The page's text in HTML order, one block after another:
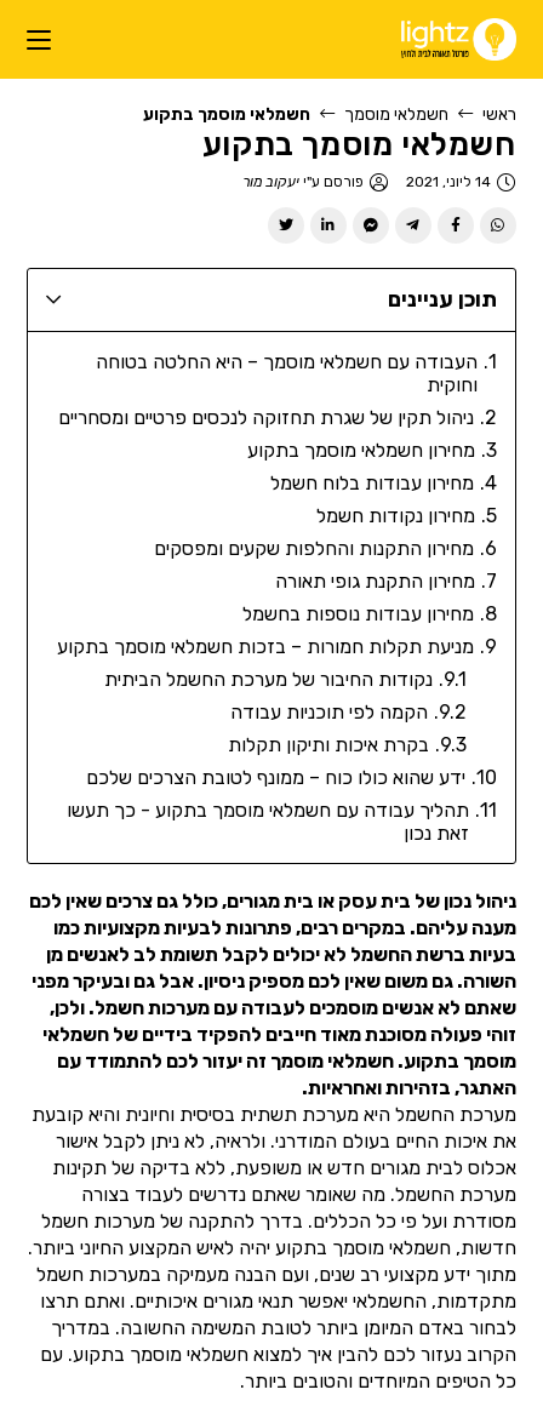
ראשי חשמלאי מוסמך חשמלאי מוסמך בתקוע
חשמלאי מוסמך בתקוע
14 ליוני, 2021 פורסם ע"ייעקוב מור
תוכן עניינים
העבודה עם חשמלאי מוסמך – היא החלטה בטוחה
וחוקית
ניהול תקין של שגרת תחזוקה לנכסים פרטיים ומסחריים
מחירון חשמלאי מוסמך בתקוע
מחירון עבודות בלוח חשמל
מחירון נקודות חשמל
מחירון התקנות והחלפות שקעים ומפסקים
מחירון התקנת גופי תאורה
מחירון עבודות נוספות בחשמל
מניעת תקלות חמורות – בזכות חשמלאי מוסמך בתקוע
נקודות החיבור של מערכת החשמל הביתית
הקמה לפי תוכניות עבודה
בקרת איכות ותיקון תקלות
ידע שהוא כולו כוח – ממונף לטובת הצרכים שלכם
תהליך עבודה עם חשמלאי מוסמך בתקוע - כך תעשו
זאת נכון
ניהול נכון של בית עסק או בית מגורים, כולל גם צרכים שאין לכם
מענה עליהם. במקרים רבים, פתרונות לבעיות מקצועיות כמו
בעיות ברשת החשמל לא יכולים לקבל תשומת לב לאנשים מן
השורה. גם משום שאין לכם מספיק ניסיון. אבל גם ובעיקר מפני
שאתם לא אנשים מוסמכים לעבודה עם מערכות חשמל. ולכן,
זוהי פעולה מסוכנת מאוד חייבים להפקיד בידיים של חשמלאי
מוסמך בתקוע. חשמלאי מוסמך זה יעזור לכם להתמודד עם
האתגר, בזהירות ואחראיות.
מערכת החשמל היא מערכת תשתית בסיסית וחיונית והיא קובעת
את איכות החיים בעולם המודרני. ולראיה, לא ניתן לקבל אישור
אכלוס לבית מגורים חדש או משופעת, ללא בדיקה של תקינות
מערכת החשמל. מה שאומר שאתם נדרשים לעבוד בצורה
מסודרת ועל פי כל הכללים. בדרך להתקנה של מערכות חשמל
חדשות, חשמלאי מוסמך בתקוע יהיה לאיש המקצוע החיוני ביותר.
מתוך ידע מקצועי רב שנים, ועם הבנה מעמיקה במערכות חשמל
מתקדמות, החשמלאי יאפשר תנאי מגורים איכותיים. ואתם תרצו
לבחור באדם המיומן ביותר לטובת המשימה החשובה. במדריך
הקרוב נעזור לכם להבין איך למצוא חשמלאי מוסמך בתקוע. עם
כל הטיפים המיוחדים והטובים ביותר.